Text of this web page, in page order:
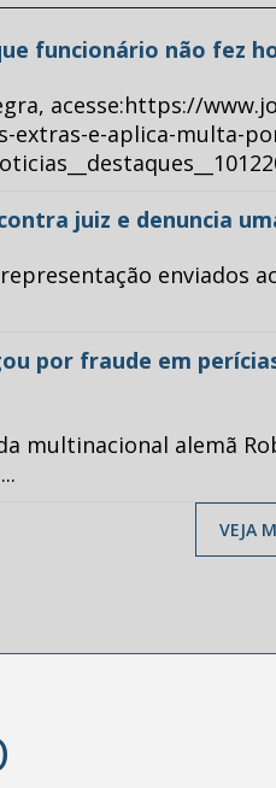
funcionário não fez
acesse:https://
extras-e-aplica-multa-
juiz e denuncia
enviados
por fraude em
multinacional alemã
VEJA